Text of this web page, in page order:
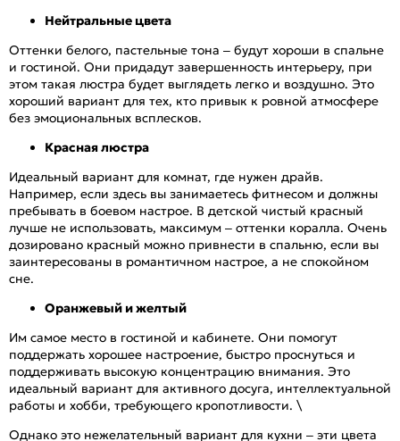
Нейтральные цвета
Оттенки белого, пастельные тона – будут хороши в спальне
и гостиной. Они придадут завершенность интерьеру, при
этом такая люстра будет выглядеть легко и воздушно. Это
хороший вариант для тех, кто привык к ровной атмосфере
без эмоциональных всплесков.
Красная люстра
Идеальный вариант для комнат, где нужен драйв.
Например, если здесь вы занимаетесь фитнесом и должны
пребывать в боевом настрое. В детской чистый красный
лучше не использовать, максимум – оттенки коралла. Очень
дозировано красный можно привнести в спальню, если вы
заинтересованы в романтичном настрое, а не спокойном
сне.
Оранжевый и желтый
Им самое место в гостиной и кабинете. Они помогут
поддержать хорошее настроение, быстро проснуться и
поддерживать высокую концентрацию внимания. Это
идеальный вариант для активного досуга, интеллектуальной
работы и хобби, требующего кропотливости. \
Однако это нежелательный вариант для кухни – эти цвета